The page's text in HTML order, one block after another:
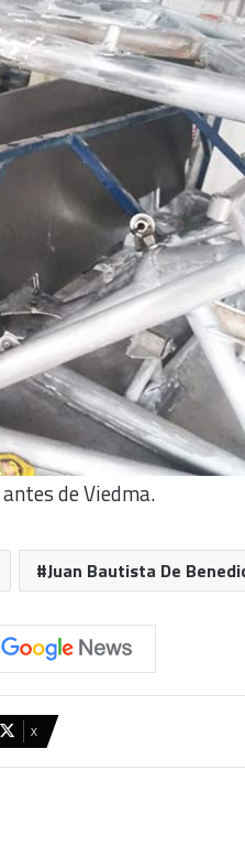
de Viedma.
Juan Bautista De
X